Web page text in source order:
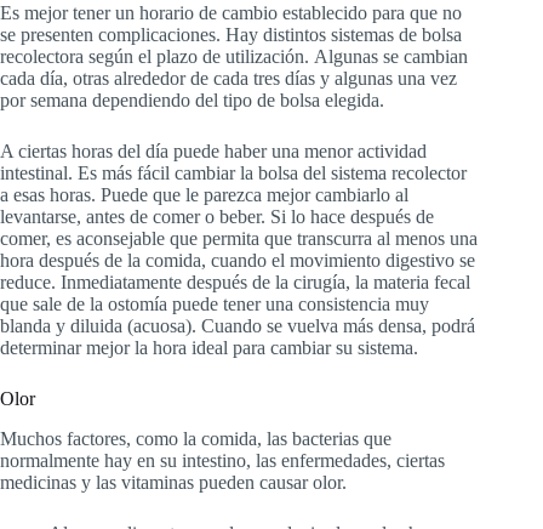
Es mejor tener un horario de cambio establecido para que no
se presenten complicaciones. Hay distintos sistemas de bolsa
recolectora según el plazo de utilización. Algunas se cambian
cada día, otras alrededor de cada tres días y algunas una vez
por semana dependiendo del tipo de bolsa elegida.
A ciertas horas del día puede haber una menor actividad
intestinal. Es más fácil cambiar la bolsa del sistema recolector
a esas horas. Puede que le parezca mejor cambiarlo al
levantarse, antes de comer o beber. Si lo hace después de
comer, es aconsejable que permita que transcurra al menos una
hora después de la comida, cuando el movimiento digestivo se
reduce. Inmediatamente después de la cirugía, la materia fecal
que sale de la ostomía puede tener una consistencia muy
blanda y diluida (acuosa). Cuando se vuelva más densa, podrá
determinar mejor la hora ideal para cambiar su sistema.
Olor
Muchos factores, como la comida, las bacterias que
normalmente hay en su intestino, las enfermedades, ciertas
medicinas y las vitaminas pueden causar olor.